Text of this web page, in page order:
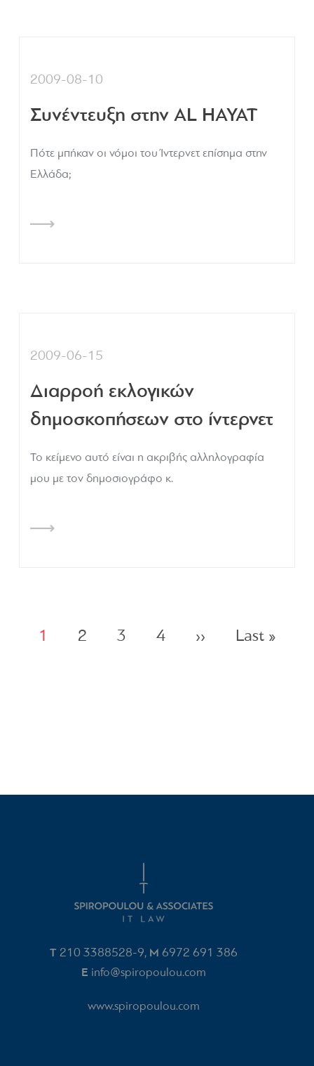
2009-08-10
Συνέντευξη στην AL HAYAT
Πότε μπήκαν οι νόμοι του Ίντερνετ επίσημα στην
Ελλάδα;
2009-06-15
Διαρροή εκλογικών
δημοσκοπήσεων στο ίντερνετ
Το κείμενο αυτό είναι η ακριβής αλληλογραφία
μου με τον δημοσιογράφο κ.
Σελιδοποίηση
1 2 3 4 ›› Next page
Last »Last
T 210 3388528-9, M 6972 691 386‬
E info@spiropoulou.com
www.spiropoulou.com